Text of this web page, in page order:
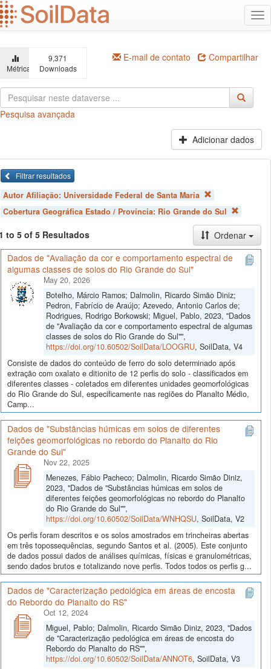
Ir
para
o
principal
Métricas
9,371
Downloads
E-mail de contato Compartilhar
Pesquisa avançada
Adicionar dados
Filtrar resultados
Autor Afiliação: Universidade Federal de Santa Maria
Cobertura Geográfica Estado / Província: Rio Grande do Sul
to 5 of 5 Resultados
Ordenar
Dados de "Avaliação da cor e comportamento espectral de
algumas classes de solos do Rio Grande do Sul"
May 20, 2026
Botelho, Márcio Ramos; Dalmolin, Ricardo Simão Diniz;
Pedron, Fabrício de Araújo; Azevedo, Antonio Carlos de;
Rodrigues, Rodrigo Borkowski; Miguel, Pablo, 2023, "Dados
de "Avaliação da cor e comportamento espectral de algumas
classes de solos do Rio Grande do Sul"",
https://doi.org/10.60502/SoilData/LOOGRU, SoilData, V4
Consiste de dados do conteúdo de ferro do solo determinado após
extração com oxalato e ditionito de 12 perfis do solo - classificados em
diferentes classes - coletados em diferentes unidades geomorfológicas
do Rio Grande do Sul, especificamente nas regiões do Planalto Médio,
Camp...
Dados de "Substâncias húmicas em solos de diferentes
feições geomorfológicas no rebordo do Planalto do Rio
Grande do Sul"
Nov 22, 2025
Menezes, Fábio Pacheco; Dalmolin, Ricardo Simão Diniz,
2023, "Dados de "Substâncias húmicas em solos de
diferentes feições geomorfológicas no rebordo do Planalto
do Rio Grande do Sul"",
https://doi.org/10.60502/SoilData/WNHQSU, SoilData, V2
Os perfis foram descritos e os solos amostrados em trincheiras abertas
em três topossequências, segundo Santos et al. (2005). Este conjunto
de dados possui dados de análises químicas, físicas e granulométricas,
sendo dados brutos e totalizando nove perfis. Todos todos os perfis g...
Dados de "Caracterização pedológica em áreas de encosta
do Rebordo do Planalto do RS"
Oct 12, 2024
Miguel, Pablo; Dalmolin, Ricardo Simão Diniz, 2023, "Dados
de "Caracterização pedológica em áreas de encosta do
Rebordo do Planalto do RS"",
https://doi.org/10.60502/SoilData/ANNOT6, SoilData, V3